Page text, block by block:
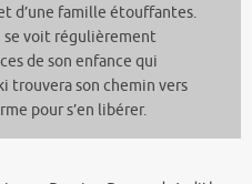
d’une famille étouffantes.
se voit régulièrement
de son enfance qui
trouvera son chemin vers
pour s’en libérer.